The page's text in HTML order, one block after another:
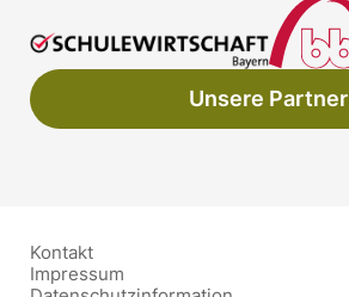
Unsere Partner
Kontakt
Impressum